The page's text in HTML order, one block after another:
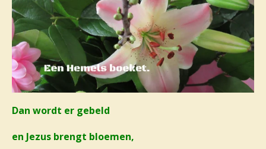
Dan wordt er gebeld
en Jezus brengt bloemen,